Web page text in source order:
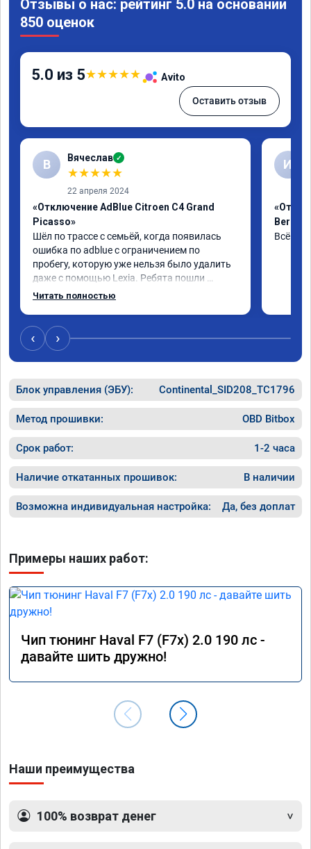
Отзывы о нас: рейтинг 5.0 на основании
850 оценок
5.0 из 5★★★★★ Avito
Оставить отзыв
В Вячеслав ✓
★★★★★
22 апреля 2024
«Отключение AdBlue Citroen C4 Grand
Picasso»
Шёл по трассе с семьёй, когда появилась
ошибка по adblue с ограничением по
пробегу, которую уже нельзя было удалить
даже с помощью Lexia. Ребята пошли
навстречу, оперативно приняли и за час
Читать полностью
И
Всё
‹ ›
Блок управления (ЭБУ): Continental_SID208_TC1796
Метод прошивки: OBD Bitbox
Срок работ: 1-2 часа
Наличие откатанных прошивок: В наличии
Возможна индивидуальная настройка: Да, без доплат
Примеры наших работ:
Чип тюнинг Haval F7 (F7x) 2.0 190 лс -
давайте шить дружно!
Наши преимущества
100% возврат денег